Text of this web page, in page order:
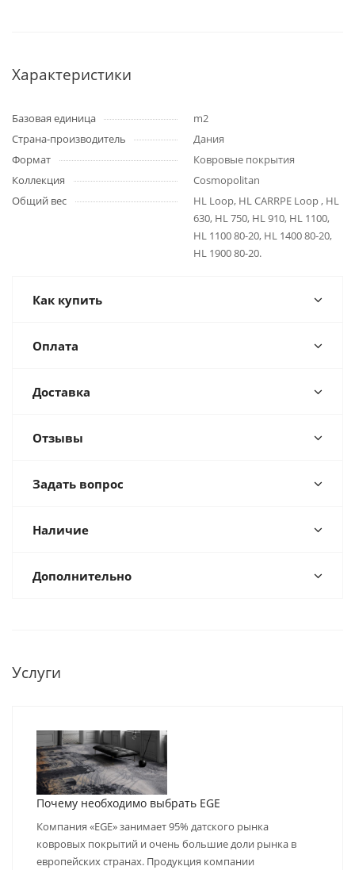
Характеристики
Базовая единица
m2
Страна-производитель
Дания
Формат
Ковровые покрытия
Коллекция
Cosmopolitan
Общий вес
HL Loop, HL CARRРE Loop , HL
630, HL 750, HL 910, HL 1100,
HL 1100 80-20, HL 1400 80-20,
HL 1900 80-20.
Как купить
Оплата
Доставка
Отзывы
Задать вопрос
Наличие
Дополнительно
Услуги
Почему необходимо выбрать EGE
Компания «EGE» занимает 95% датского рынка
ковровых покрытий и очень большие доли рынка в
европейских странах. Продукция компании